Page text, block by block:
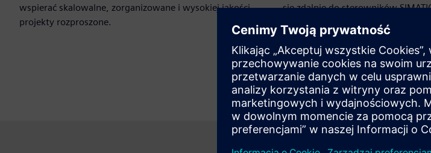
wspierać skalowalne, zorganizowane i wysokiej jakości
projekty rozproszone.
się zdalnie do sterowników
debuguj, wdrażaj i uzyskuj dostęp
sklepu.